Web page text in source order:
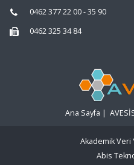
0462 377 22 00 - 35 90
0462 325 34 84
Ana Sayfa |
Akademik Veri
Abis